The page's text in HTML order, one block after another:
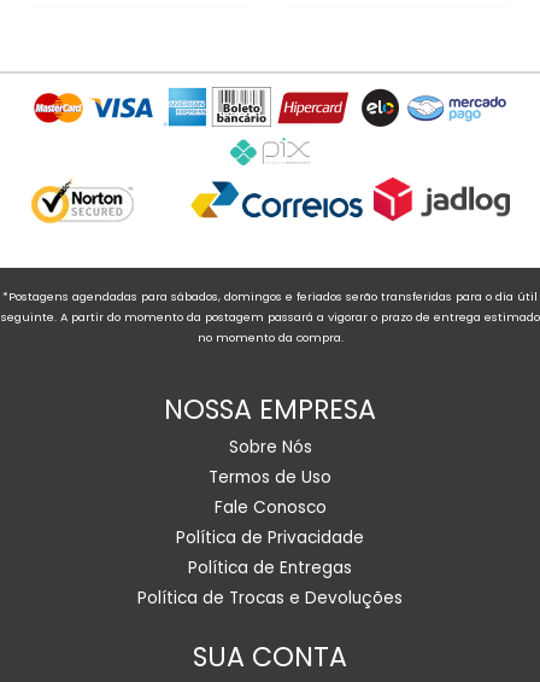
*Postagens agendadas para sábados, domingos e feriados serão transferidas para o dia útil
seguinte. A partir do momento da postagem passará a vigorar o prazo de entrega estimado
no momento da compra.
NOSSA EMPRESA
Sobre Nós
Termos de Uso
Fale Conosco
Política de Privacidade
Política de Entregas
Política de Trocas e Devoluções
SUA CONTA